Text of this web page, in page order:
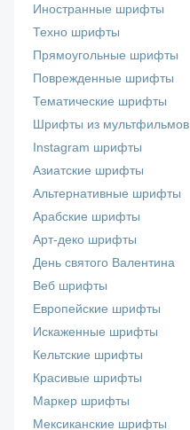
Иностранные шрифты
Техно шрифты
Прямоугольные шрифты
Поврежденные шрифты
Тематические шрифты
Шрифты из мультфильмов
Instagram шрифты
Азиатские шрифты
Альтернативные шрифты
Арабские шрифты
Арт-деко шрифты
День святого Валентина
Веб шрифты
Европейские шрифты
Искаженные шрифты
Кельтские шрифты
Красивые шрифты
Маркер шрифты
Мексиканские шрифты